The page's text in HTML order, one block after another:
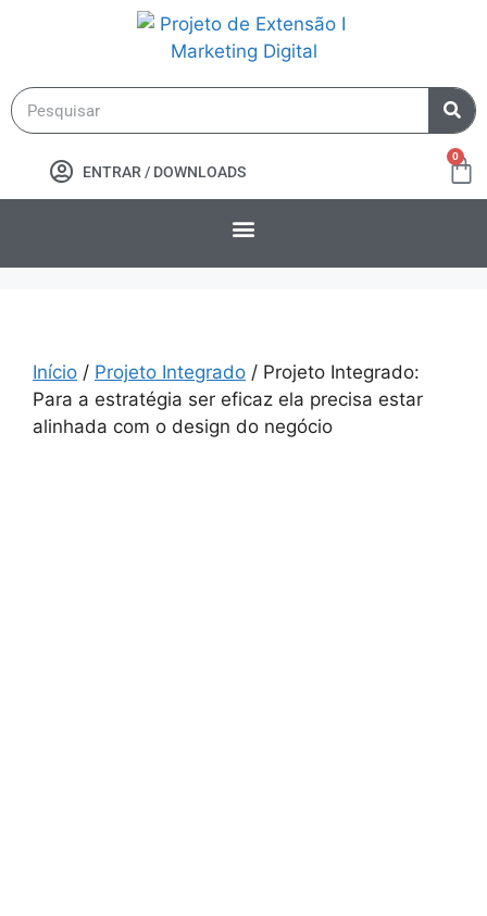
ENTRAR / DOWNLOADS
0
Início / Projeto Integrado / Projeto Integrado:
Para a estratégia ser eficaz ela precisa estar
alinhada com o design do negócio